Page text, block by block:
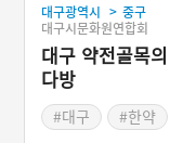
대구광역시 > 중구
대구시문화원연합회
대구 약전골목
다방
#대구
#한약